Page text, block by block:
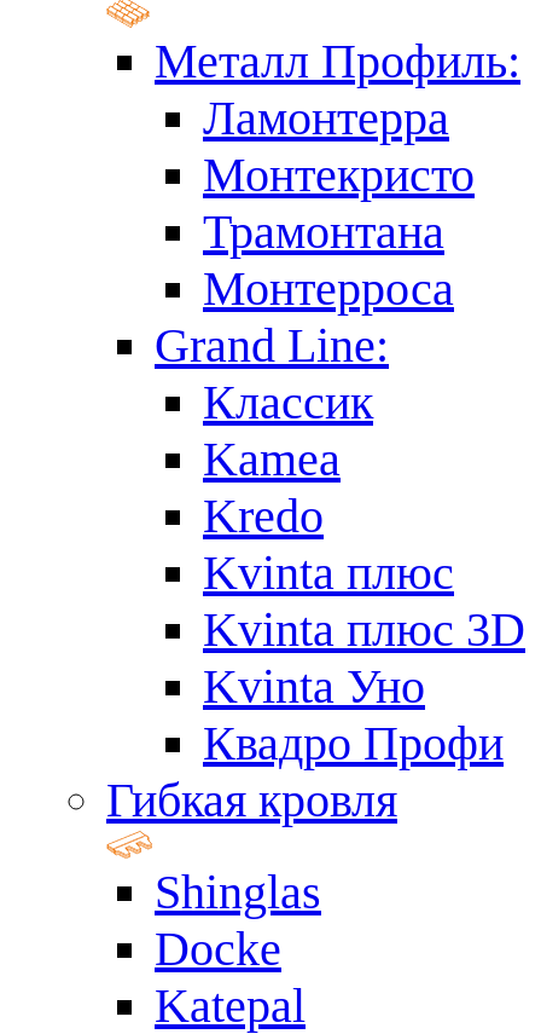
Металл Профиль:
Ламонтерра
Монтекристо
Трамонтана
Монтерроса
Grand Line:
Классик
Kamea
Kredo
Kvinta плюс
Kvinta плюс 3D
Kvinta Уно
Квадро Профи
Гибкая кровля
Shinglas
Docke
Katepal